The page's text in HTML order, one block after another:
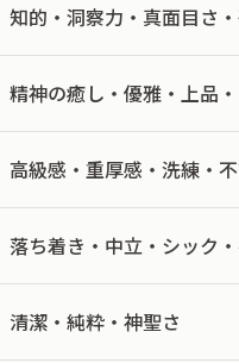
知的・洞察力・真面目さ
精神の癒し・優雅・上品
高級感・重厚感・洗練・
落ち着き・中立・シック
清潔・純粋・神聖さ